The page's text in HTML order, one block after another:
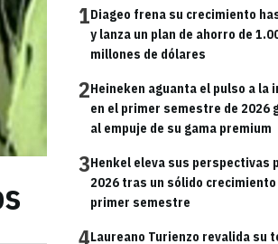
1Diageo frena su crecimiento
y lanza un plan de ahorro de
millones de dólares
2Heineken aguanta el pulso a la
en el primer semestre de 2026
al empuje de su gama premium
3Henkel eleva sus perspectivas
2026 tras un sólido crecimiento
primer semestre
4Laureano Turienzo revalida su